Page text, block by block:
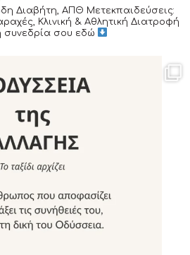
Διαβήτη, ΑΠΘ Μετεκπαιδεύσεις:
Κλινική & Αθλητική Διατροφή
συνεδρία σου εδώ